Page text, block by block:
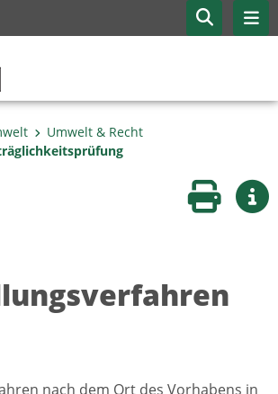
Umwelt & Recht
Seite
nach dem Ort des Vorhabens in